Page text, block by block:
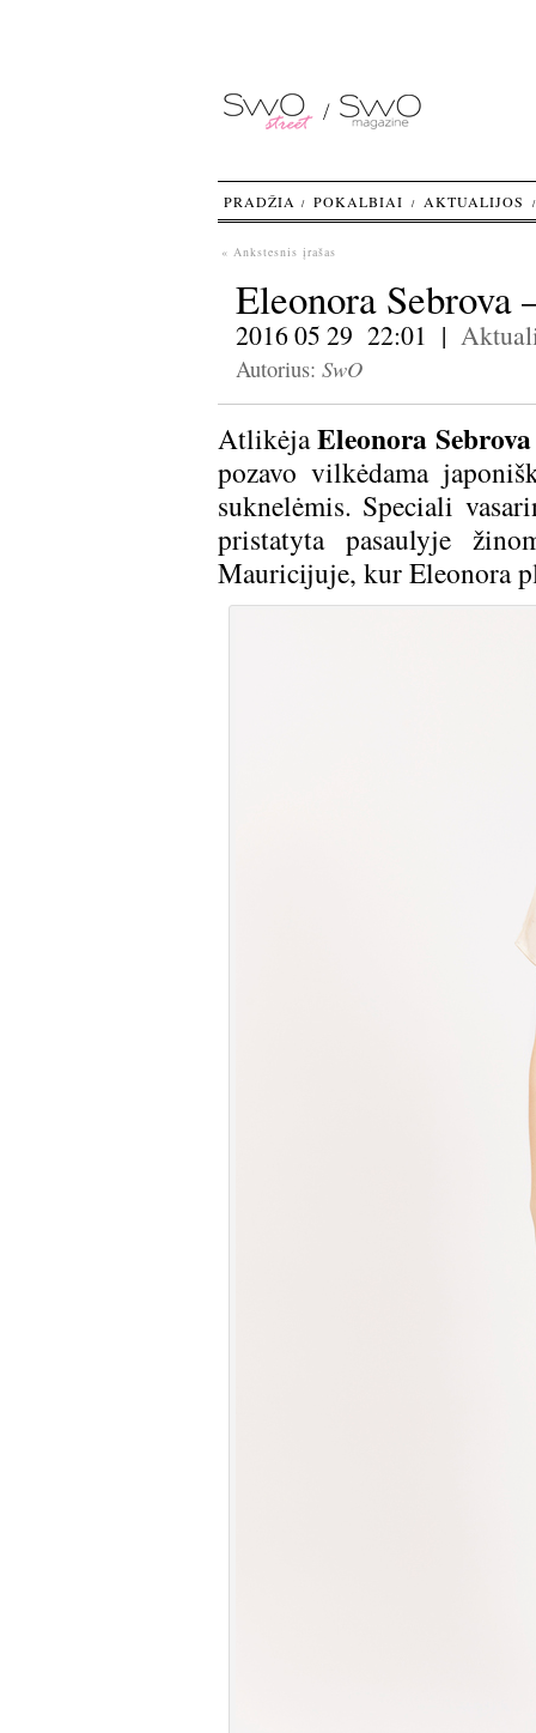
« Ankstesnis įrašas
Eleonora Sebrova
2016 05 29 22:01 |
Autorius: SwO
AtlikėjaEleonora Sebrova
pozavo vilkėdama
suknelėmis. Speciali
pristatyta pasaulyje
Mauricijuje, kur Eleonora
PRADŽIA POKALBIAI AKTUALIJOS